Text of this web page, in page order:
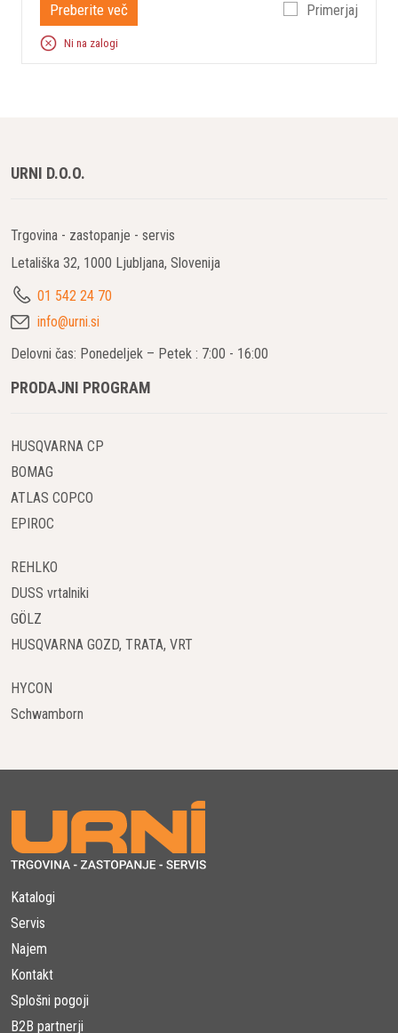
Preberite več Primerjaj
Ni na zalogi
URNI D.O.O.
Trgovina - zastopanje - servis
Letališka 32, 1000 Ljubljana, Slovenija
01 542 24 70
info@urni.si
Delovni čas: Ponedeljek – Petek : 7:00 - 16:00
PRODAJNI PROGRAM
HUSQVARNA CP
BOMAG
ATLAS COPCO
EPIROC
REHLKO
DUSS vrtalniki
GÖLZ
HUSQVARNA GOZD, TRATA, VRT
HYCON
Schwamborn
Katalogi
Servis
Najem
Kontakt
Splošni pogoji
B2B partnerji